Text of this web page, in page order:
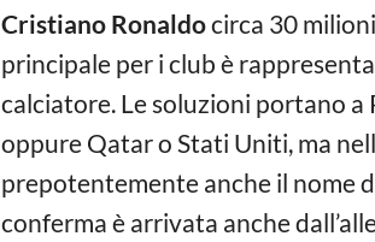
Cristiano Ronaldocirca 30
principale per i club è
calciatore. Le soluzioni portano a
oppure Qatar o Stati Uniti, ma
prepotentemente anche il nome
conferma è arrivata anche